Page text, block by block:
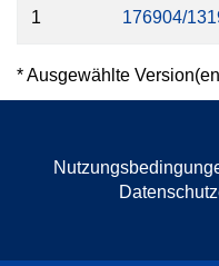
1 176904/
* Ausgewählte